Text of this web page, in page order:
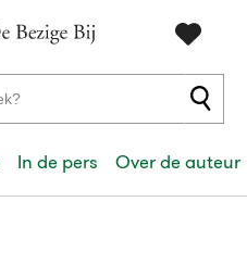
In de pers Over de auteur